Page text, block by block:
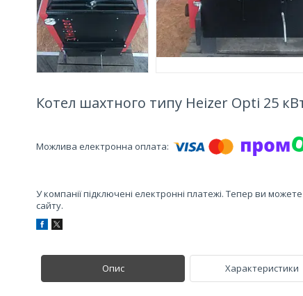
Котел шахтного типу Heizer Opti 25
У компанії підключені електронні платежі. Тепер ви
сайту.
Опис Характеристики